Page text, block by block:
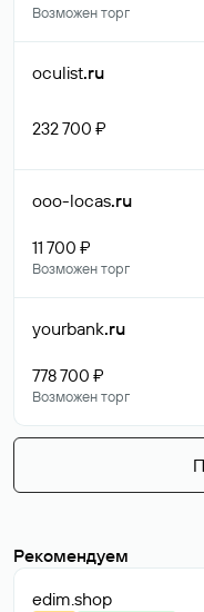
Возможен торг
oculist.ru
232 700 ₽
ooo-locas.ru
11 700 ₽
Возможен торг
yourbank.ru
778 700 ₽
Возможен торг
Рекомендуем
edim.shop